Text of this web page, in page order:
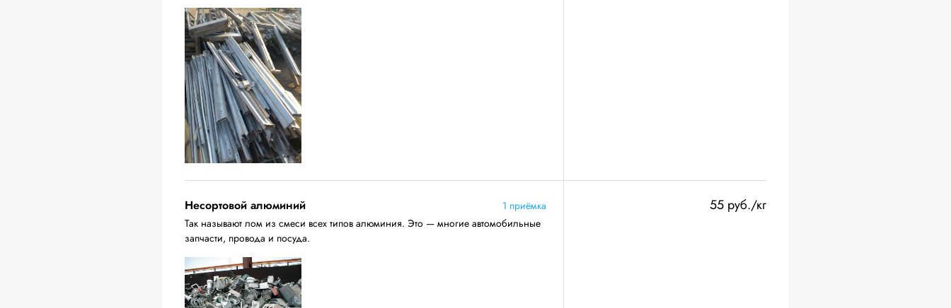
Несортовой алюминий
1 приёмка
Так называют лом из смеси всех типов алюминия. Это — многие автомобильные
запчасти, провода и посуда.
55 руб./кг